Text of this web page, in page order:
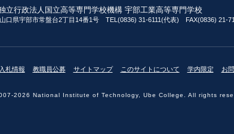
立行政法人国立高等専門学校機構 宇部工業高等専門学校
口県宇部市常盤台2丁目14番1号 TEL(0836) 31-6111(代表) FAX(0836) 21-
入札情報 教職員公募 サイトマップ このサイトについて 学内限定 お
2026 National Institute of Technology, Ube College. All rights